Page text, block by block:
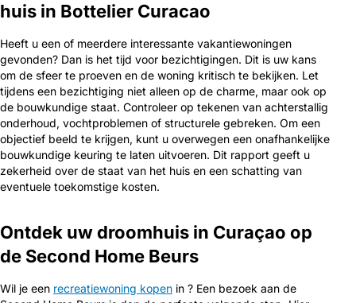
huis in Bottelier Curacao
Heeft u een of meerdere interessante vakantiewoningen
gevonden? Dan is het tijd voor bezichtigingen. Dit is uw kans
om de sfeer te proeven en de woning kritisch te bekijken. Let
tijdens een bezichtiging niet alleen op de charme, maar ook op
de bouwkundige staat. Controleer op tekenen van achterstallig
onderhoud, vochtproblemen of structurele gebreken. Om een
objectief beeld te krijgen, kunt u overwegen een onafhankelijke
bouwkundige keuring te laten uitvoeren. Dit rapport geeft u
zekerheid over de staat van het huis en een schatting van
eventuele toekomstige kosten.
Ontdek uw droomhuis in Curaçao op
de Second Home Beurs
Wil je een recreatiewoning kopen in ? Een bezoek aan de